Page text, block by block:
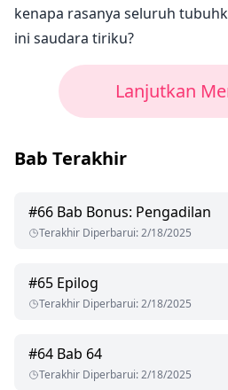
kenapa rasanya seluruh
ini saudara tiriku?
Lanjutkan
Bab Terakhir
#66 Bab Bonus: Pengadilan
Terakhir Diperbarui:2/18/2025
#65 Epilog
Terakhir Diperbarui:2/18/2025
#64 Bab 64
Terakhir Diperbarui:2/18/2025